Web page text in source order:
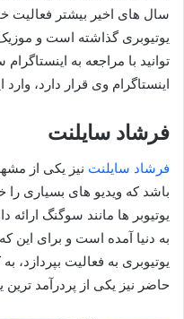
سال های اخیر بیشتر فعالیت
یوتیوبری گذاشته است و
توانید با مراجعه به
اینستاگرام وی قرار دارد، وارد
فرشاد سایلنت
فرشاد سایلنت نیز یکی از
باشد که ویدیو های بسیاری را
یوتیوبر ها مانند سوگنگ
به دنیا آمده است و برای این
یوتیوبری به فعالیت
حاضر نیز یکی از پردرآمد ترین